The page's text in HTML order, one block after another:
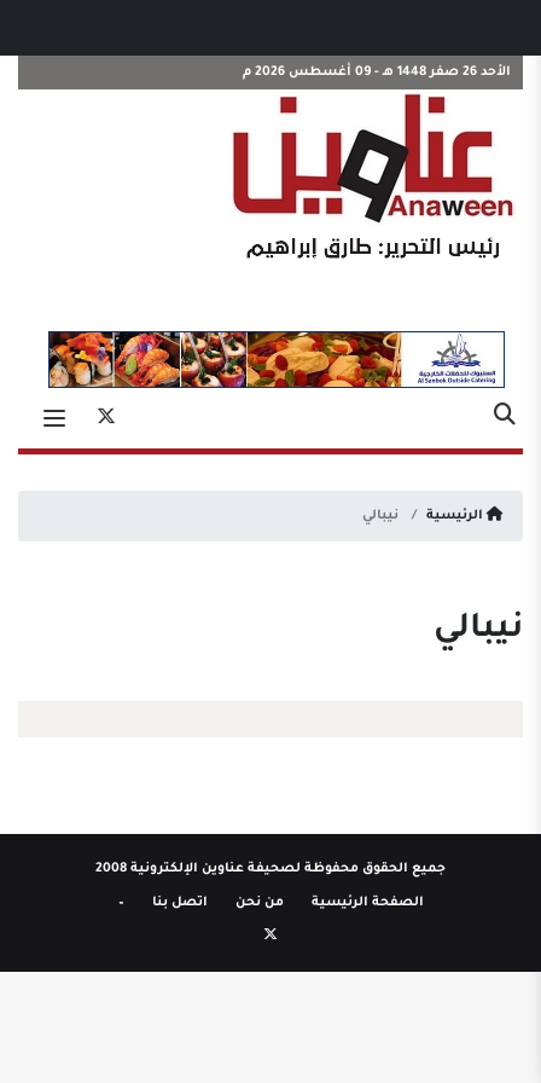
الأحد 26 صفر 1448 هـ - 09 أغسطس 2026 م
الرئيسية نيبالي
نيبالي
جميع الحقوق محفوظة لصحيفة عناوين الإلكترونية 2008
الصفحة الرئيسية من نحن اتصل بنا –